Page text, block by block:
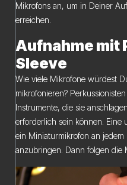
Mikrofons an, um in Deiner
erreichen.
Aufnahme mit
Sleeve
Wie viele Mikrofone würdest
mikrofonieren?
Instrumente, die sie
erforderlich sein können. Eine
ein Miniaturmikrofon an
anzubringen. Dann folgen die